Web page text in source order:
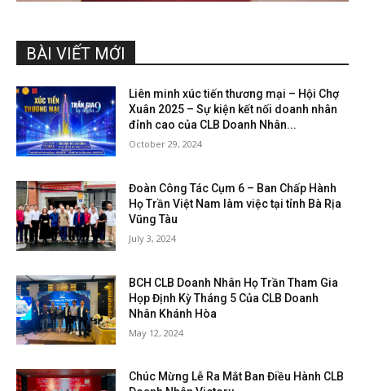
BÀI VIẾT MỚI
Liên minh xúc tiến thương mại – Hội Chợ
Xuân 2025 – Sự kiện kết nối doanh nhân
đỉnh cao của CLB Doanh Nhân...
October 29, 2024
Đoàn Công Tác Cụm 6 – Ban Chấp Hành
Họ Trần Việt Nam làm việc tại tỉnh Bà Rịa
Vũng Tàu
July 3, 2024
BCH CLB Doanh Nhân Họ Trần Tham Gia
Họp Định Kỳ Tháng 5 Của CLB Doanh
Nhân Khánh Hòa
May 12, 2024
Chúc Mừng Lễ Ra Mắt Ban Điều Hành CLB